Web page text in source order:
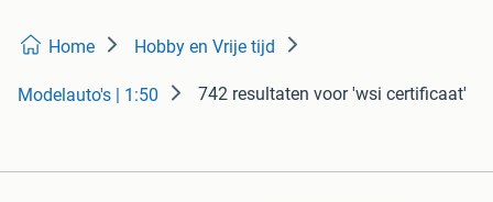
Home Hobby en Vrije tijd
Modelauto's | 1:50 742 resultaten voor 'wsi certificaat'